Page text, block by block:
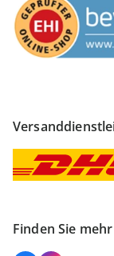
Finden Sie